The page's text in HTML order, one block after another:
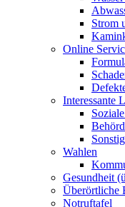
Strom
Online
Interessante
Wahlen
Gesundheit
Überörtliche
Notruftafel